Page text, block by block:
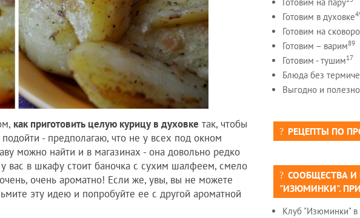
как приготовить целую курицу в духовке так, чтобы
- предполагаю, что не у всех под окном
можно найти и в магазинах - она довольно редко
вас в шкафу стоит баночка с сухим шалфеем, смело
очень ароматно! Если же, увы, вы не можете
эту идею и попробуйте ее с другой ароматной
Готовим в духовке
Готовим на
Готовим – варим89
Готовим - тушим17
Блюда без
Выгодно и полезно
РЕЦЕПТЫ ПО
СООБЩЕСТВА
"ИЗЮМИНКИ".
Клуб "Изюминки"